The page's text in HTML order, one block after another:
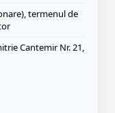
termenul de
Cantemir Nr. 21,